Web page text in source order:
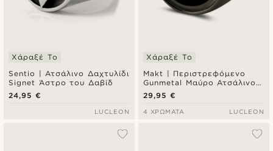
Sentio | Ατσάλινο Δαχτυλίδι
Signet Άστρο του Δαβίδ
Χάραξέ Το
24,95 €
LUCLEON
Makt | Περιστρεφόμενο
Gunmetal Μαύρο Ατσάλινο
Δαχτυλίδι Σφραγίδα Black
Onyx Signet
Χάραξέ Το
29,95 €
4 ΧΡΏΜΑΤΑ LUCLEON